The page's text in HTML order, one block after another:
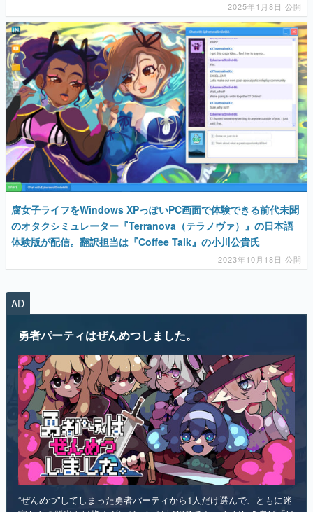
腐女子ライフをWindows XPっぽいPC画面で体験できる前代未聞
のオタクシミュレーター『Terranova（テラノヴァ）』の日本語
体験版が配信。翻訳担当は『Coffee Talk』の小川公貴氏
2023年10月18日 公開
AD
“ぜんめつ”してしまった勇者パーティから1人だけ選んで、ともに迷
宮からの脱出を目指すダンジョン探索RPGです。 ただし勇者は「は
い/いいえ」しか喋れず、魔法使いは魔法が使えず、戦士は可愛らし
選ぶのは、あなたです。